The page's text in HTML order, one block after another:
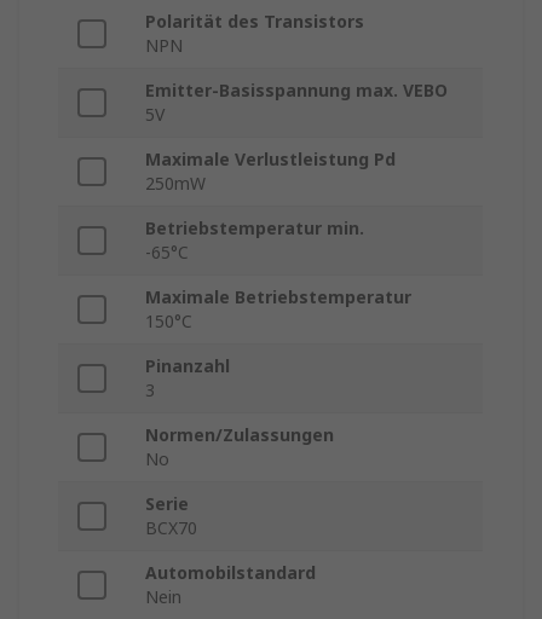
Polarität des Transistors
NPN
Emitter-Basisspannung max. VEBO
5V
Maximale Verlustleistung Pd
250mW
Betriebstemperatur min.
-65°C
Maximale Betriebstemperatur
150°C
Pinanzahl
3
Normen/Zulassungen
No
Serie
BCX70
Automobilstandard
Nein